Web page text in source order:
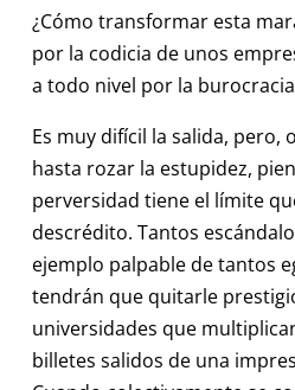
¿Cómo transformar esta
por la codicia de unos
a todo nivel por la
Es muy difícil la salida, pero,
hasta rozar la estupidez,
perversidad tiene el límite
descrédito. Tantos
ejemplo palpable de tantos
tendrán que quitarle
universidades que
billetes salidos de una